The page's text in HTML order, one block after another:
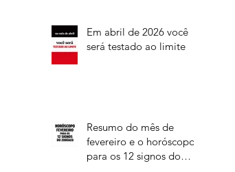
Em abril de 2026 você
será testado ao limite
Resumo do mês de
fevereiro e o horóscopo
para os 12 signos do